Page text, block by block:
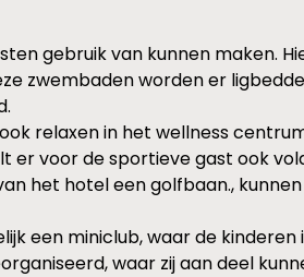
gebruik van kunnen maken.
zwembaden worden er
relaxen in het wellness
er voor de sportieve gast ook
het hotel een golfbaan.,
een miniclub, waar de
waar zij aan deel